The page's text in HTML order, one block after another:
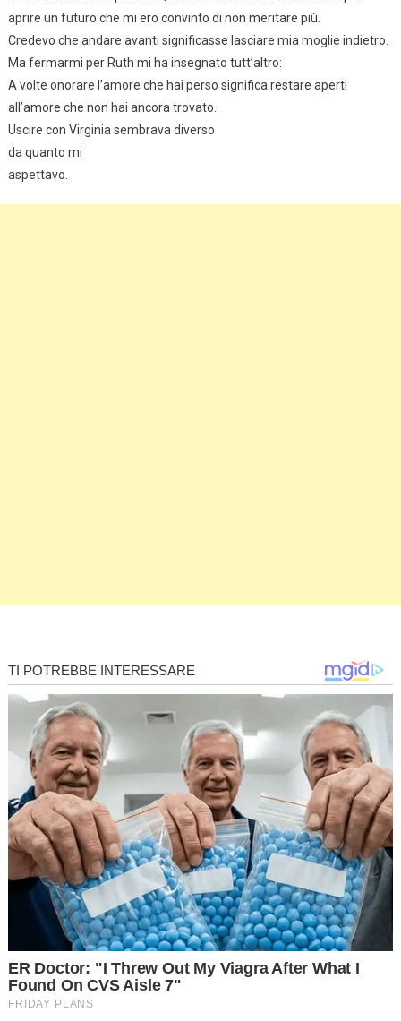
aprire un futuro che mi ero convinto di non meritare più.
Credevo che andare avanti significasse lasciare mia moglie indietro.
Ma fermarmi per Ruth mi ha insegnato tutt’altro:
A volte onorare l’amore che hai perso significa restare aperti
all’amore che non hai ancora trovato.
Uscire con Virginia sembrava diverso
da quanto mi
aspettavo.